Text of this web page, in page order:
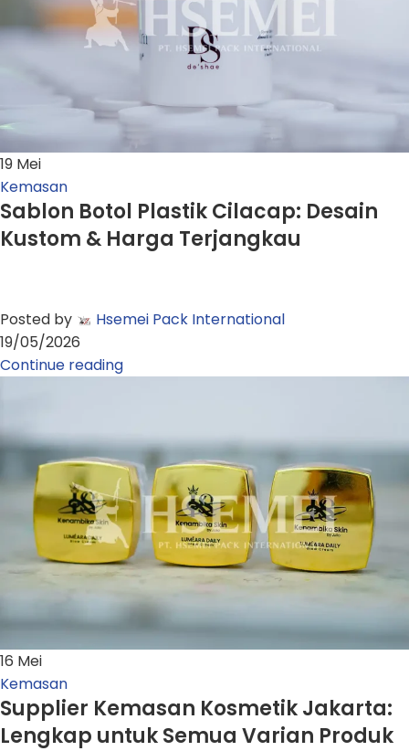
19 Mei
Kemasan
Sablon Botol Plastik Cilacap: Desain
Kustom & Harga Terjangkau
Posted by
Hsemei Pack International
19/05/2026
Continue reading
16 Mei
Kemasan
Supplier Kemasan Kosmetik Jakarta:
Lengkap untuk Semua Varian Produk